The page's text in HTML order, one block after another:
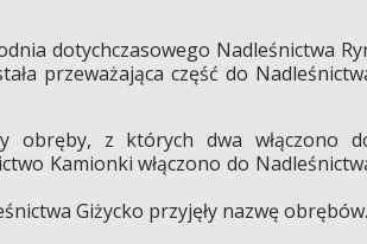
dotychczasowego Nadleśnictwa
przeważająca część do
obręby, z których dwa włączono
Kamionki włączono do
Giżycko przyjęły nazwę obrębów.